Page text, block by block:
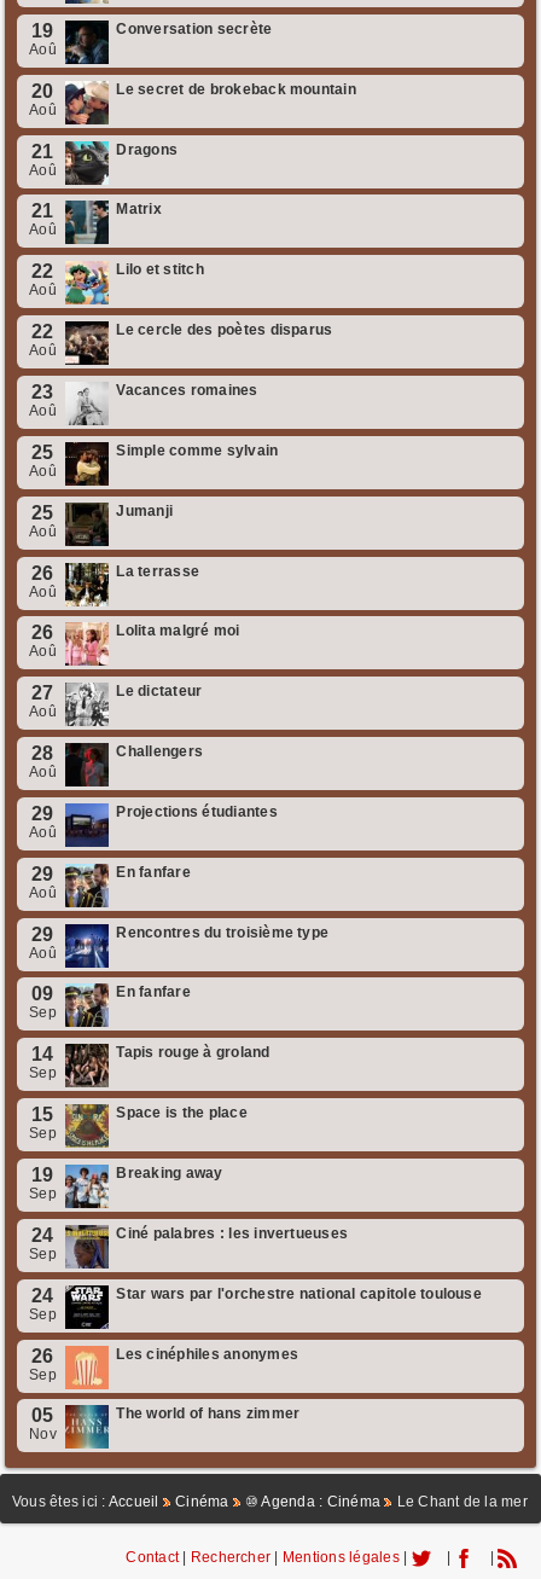
19
Aoû
Conversation secrète
20
Aoû
Le secret de brokeback mountain
21
Aoû
Dragons
21
Aoû
Matrix
22
Aoû
Lilo et stitch
22
Aoû
Le cercle des poètes disparus
23
Aoû
Vacances romaines
25
Aoû
Simple comme sylvain
25
Aoû
Jumanji
26
Aoû
La terrasse
26
Aoû
Lolita malgré moi
27
Aoû
Le dictateur
28
Aoû
Challengers
29
Aoû
Projections étudiantes
29
Aoû
En fanfare
29
Aoû
Rencontres du troisième type
09
Sep
En fanfare
14
Sep
Tapis rouge à groland
15
Sep
Space is the place
19
Sep
Breaking away
24
Sep
Ciné palabres : les invertueuses
24
Sep
Star wars par l'orchestre national capitole toulouse
26
Sep
Les cinéphiles anonymes
05
Nov
The world of hans zimmer
Vous êtes ici : Accueil Cinéma ⑩ Agenda : Cinéma Le Chant de la mer
Contact| Rechercher Mentions légales|